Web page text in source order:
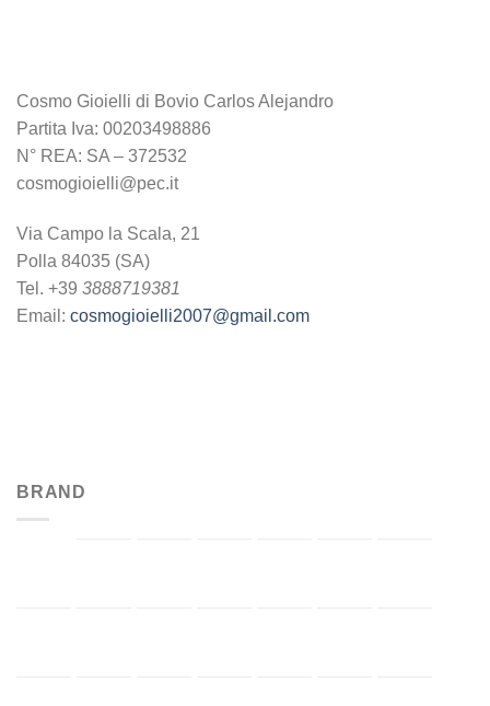
Cosmo Gioielli di Bovio Carlos Alejandro
Partita Iva: 00203498886
N° REA: SA – 372532
cosmogioielli@pec.it
Via Campo la Scala, 21
Polla 84035 (SA)
Tel. +39 3888719381
Email: cosmogioielli2007@gmail.com
BRAND